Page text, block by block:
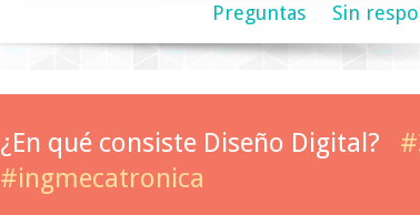
Preguntas Sin
¿En qué consiste Diseño Digital?
#ingmecatronica